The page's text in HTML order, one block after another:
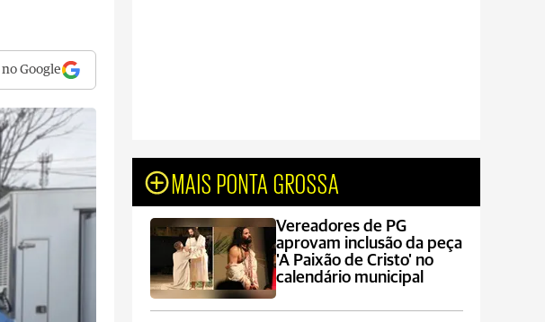
no Google
MAIS PONTA GROSSA
Vereadores de PG
aprovam inclusão da peça
'A Paixão de Cristo' no
calendário municipal